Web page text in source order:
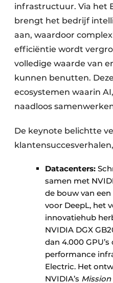
infrastructuur. Via het
brengt het bedrijf
aan, waardoor
efficiëntie wordt
volledige waarde van
kunnen benutten.
ecosystemen waarin
naadloos
De keynote belichtte
Datacenters:
samen met
de bouw van
voor DeepL, het
innovatiehub
NVIDIA DGX
dan 4.000
performance
Electric. Het
NVIDIA’s